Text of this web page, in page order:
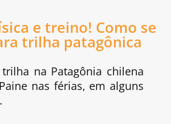
e treino! Como se
trilha patagônica
na Patagônia chilena
nas férias, em alguns